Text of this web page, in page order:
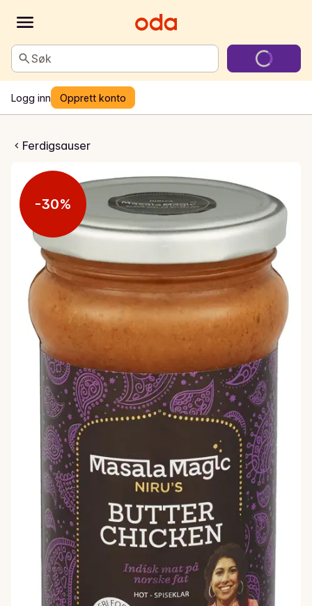
Søk
Logg inn Opprett konto
Ferdigsauser
Chicken Saus
-30%